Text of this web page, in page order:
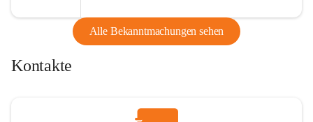
Alle Bekanntmachungen sehen
Kontakte